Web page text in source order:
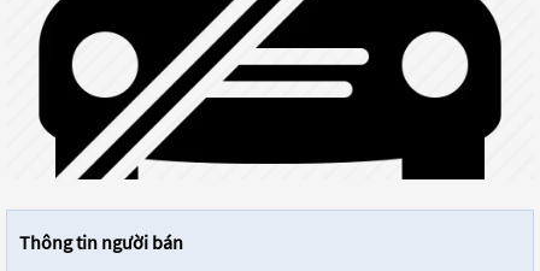
Thông tin người bán